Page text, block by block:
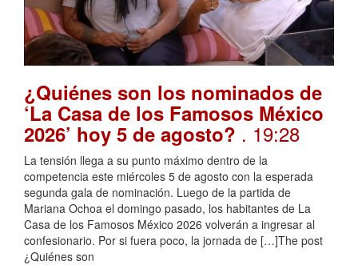
¿Quiénes son los nominados de
‘La Casa de los Famosos México
2026’ hoy 5 de agosto? . 19:28
La tensión llega a su punto máximo dentro de la
competencia este miércoles 5 de agosto con la esperada
segunda gala de nominación. Luego de la partida de
Mariana Ochoa el domingo pasado, los habitantes de La
Casa de los Famosos México 2026 volverán a ingresar al
confesionario. Por si fuera poco, la jornada de […]The post
¿Quiénes son